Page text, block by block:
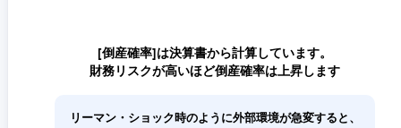
[倒産確率]は決算書から計算しています。
財務リスクが高いほど倒産確率は上昇します
リーマン・ショック時のように外部環境が急変すると、